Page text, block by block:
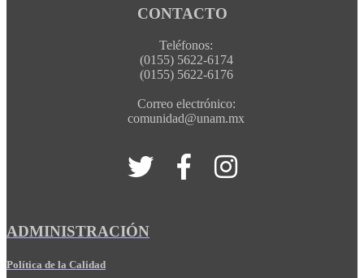
CONTACTO
Teléfonos:
(0155) 5622-6174
(0155) 5622-6176
Correo electrónico:
comunidad@unam.mx
ADMINISTRACIÓN
Política de la Calidad